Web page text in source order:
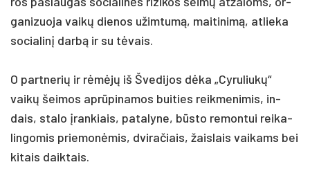
ga­ni­zuo­ja vaikų die­nos užim­tumą, mai­ti­nimą, at­lie­ka
so­cia­linį darbą ir su tėvais.
O par­tne­rių ir rėmėjų iš Šve­di­jos dėka „Cy­ru­liukų“
vaikų šei­mos ap­rūpi­na­mos bui­ties reik­me­ni­mis, in­
dais, sta­lo įran­kiais, pa­ta­ly­ne, būsto re­mon­tui rei­ka­
lin­go­mis prie­monė­mis, dvi­ra­čiais, žais­lais vai­kams bei
ki­tais daik­tais.